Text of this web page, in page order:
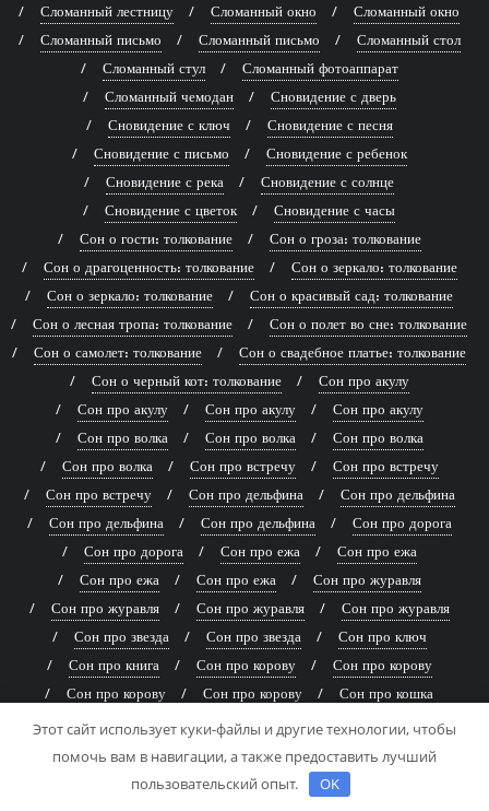
Сломанный лестницу
Сломанный окно
Сломанный окно
Сломанный письмо
Сломанный письмо
Сломанный стол
Сломанный стул
Сломанный фотоаппарат
Сломанный чемодан
Сновидение с дверь
Сновидение с ключ
Сновидение с песня
Сновидение с письмо
Сновидение с ребенок
Сновидение с река
Сновидение с солнце
Сновидение с цветок
Сновидение с часы
Сон о гости: толкование
Сон о гроза: толкование
Сон о драгоценность: толкование
Сон о зеркало: толкование
Сон о зеркало: толкование
Сон о красивый сад: толкование
Сон о лесная тропа: толкование
Сон о полет во сне: толкование
Сон о самолет: толкование
Сон о свадебное платье: толкование
Сон о черный кот: толкование
Сон про акулу
Сон про акулу
Сон про акулу
Сон про акулу
Сон про волка
Сон про волка
Сон про волка
Сон про волка
Сон про встречу
Сон про встречу
Сон про встречу
Сон про дельфина
Сон про дельфина
Сон про дельфина
Сон про дельфина
Сон про дорога
Сон про дорога
Сон про ежа
Сон про ежа
Сон про ежа
Сон про ежа
Сон про журавля
Сон про журавля
Сон про журавля
Сон про журавля
Сон про звезда
Сон про звезда
Сон про ключ
Сон про книга
Сон про корову
Сон про корову
Сон про корову
Сон про корову
Сон про кошка
Сон про кошку
Сон про кошку
Сон про лошадь
Сон про луна
Сон про льва
Этот сайт использует куки-файлы и другие технологии, чтобы
помочь вам в навигации, а также предоставить лучший
пользовательский опыт.
OK